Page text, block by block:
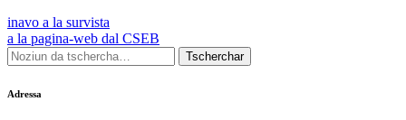
inavo a la survista
a la pagina-web dal CSEB
Adressa